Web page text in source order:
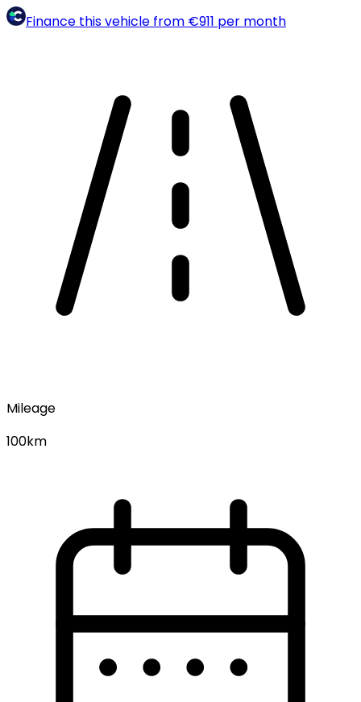
Finance this vehicle from €911 per month
Mileage
100km